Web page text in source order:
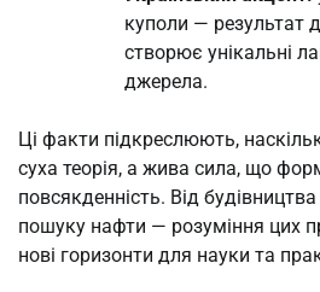
куполи — результат
створює унікальні
джерела.
Ці факти підкреслюють,
суха теорія, а жива сила, що
повсякденність. Від
пошуку нафти — розуміння цих
нові горизонти для науки та